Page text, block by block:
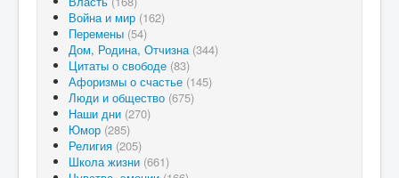
Война и мир (162)
Перемены (54)
Дом, Родина, Отчизна (344)
Цитаты о свободе (83)
Афоризмы о счастье (145)
Люди и общество (675)
Наши дни (270)
Юмор (285)
Религия (205)
Школа жизни (661)